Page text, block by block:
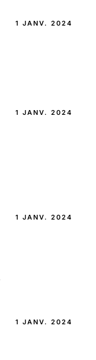
1 JANV. 2024
1 JANV. 2024
1 JANV. 2024
1 JANV. 2024